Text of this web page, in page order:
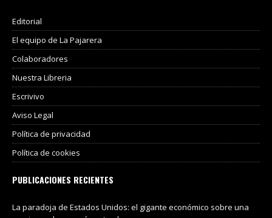
Editorial
El equipo de La Pajarera
Colaboradores
Nuestra Libreria
Escrivivo
Aviso Legal
Política de privacidad
Política de cookies
PUBLICACIONES RECIENTES
La paradoja de Estados Unidos: el gigante económico sobre una